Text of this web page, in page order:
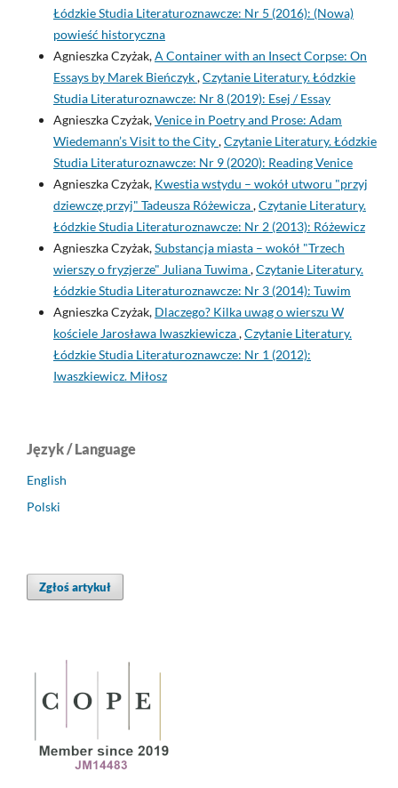
Łódzkie Studia Literaturoznawcze: Nr 5 (2016): (Nowa)
powieść historyczna
Agnieszka Czyżak,A Container with an Insect Corpse: On
Essays by Marek Bieńczyk,Czytanie Literatury. Łódzkie
Studia Literaturoznawcze: Nr 8 (2019): Esej / Essay
Agnieszka Czyżak,Venice in Poetry and Prose: Adam
Wiedemann’s Visit to the City,Czytanie Literatury. Łódzkie
Studia Literaturoznawcze: Nr 9 (2020): Reading Venice
Agnieszka Czyżak, Kwestia wstydu – wokół utworu "przyj
dziewczę przyj" Tadeusza Różewicza,Czytanie Literatury.
Łódzkie Studia Literaturoznawcze: Nr 2 (2013): Różewicz
Agnieszka Czyżak,Substancja miasta – wokół "Trzech
wierszy o fryzjerze" Juliana Tuwima,Czytanie Literatury.
Łódzkie Studia Literaturoznawcze: Nr 3 (2014): Tuwim
Agnieszka Czyżak, Dlaczego? Kilka uwag o wierszu W
kościele Jarosława Iwaszkiewicza,Czytanie Literatury.
Łódzkie Studia Literaturoznawcze: Nr 1 (2012):
Iwaszkiewicz. Miłosz
Język / Language
English
Polski
Zgłoś artykuł